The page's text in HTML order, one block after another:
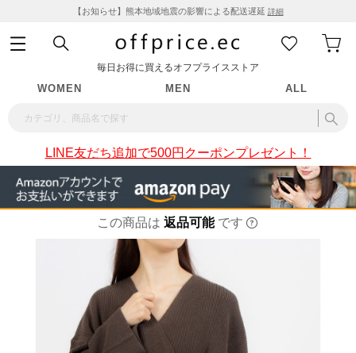
【お知らせ】熊本地域地震の影響による配送遅延 詳細
毎日お得に買えるオフプライスストア
WOMEN MEN ALL
LINE友だち追加で500円クーポンプレゼント！
この商品は 返品可能 です